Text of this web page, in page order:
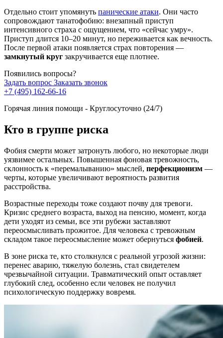
Отдельно стоит упомянуть панические атаки. Они часто
сопровождают танатофобию: внезапный приступ
интенсивного страха с ощущением, что «сейчас умру».
Приступ длится 10–20 минут, но переживается как вечность.
После первой атаки появляется страх повторения —
замкнутый круг закручивается еще плотнее.
Появились вопросы?
Задать вопрос Заказать звонок
+7 (495) 162-66-16
Горячая линия помощи - Круглосуточно (24/7)
Кто в группе риска
Фобия смерти может затронуть любого, но некоторые люди
уязвимее остальных. Повышенная фоновая тревожность,
склонность к «перемалыванию» мыслей, перфекционизм —
черты, которые увеличивают вероятность развития
расстройства.
Возрастные переходы тоже создают почву для тревоги.
Кризис среднего возраста, выход на пенсию, момент, когда
дети уходят из семьи, все эти рубежи заставляют
переосмысливать прожитое. Для человека с тревожным
складом такое переосмысление может обернуться фобией.
В зоне риска те, кто столкнулся с реальной угрозой жизни:
перенес аварию, тяжелую болезнь, стал свидетелем
чрезвычайной ситуации. Травматический опыт оставляет
глубокий след, особенно если человек не получил
психологическую поддержку вовремя.